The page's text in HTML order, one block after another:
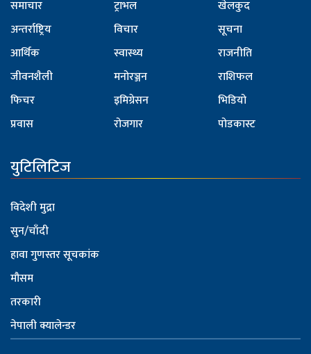
समाचार
अन्तर्राष्ट्रिय
आर्थिक
जीवनशैली
फिचर
प्रवास
ट्राभल
विचार
स्वास्थ्य
मनोरञ्जन
इमिग्रेसन
रोजगार
खेलकुद
सूचना
राजनीति
राशिफल
भिडियो
पोडकास्ट
युटिलिटिज
विदेशी मुद्रा
सुन/चाँदी
हावा गुणस्तर सूचकांक
मौसम
तरकारी
नेपाली क्यालेन्डर